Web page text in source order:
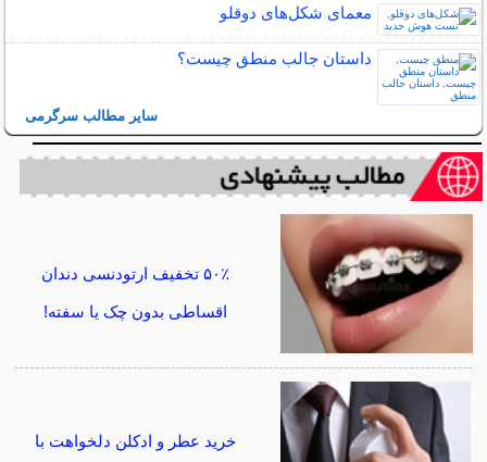
معمای شکل‌های دوقلو
داستان جالب منطق چیست؟
سایر مطالب سرگرمی
۵۰٪ تخفیف ارتودنسی دندان
اقساطی بدون چک یا سفته!
خرید عطر و ادکلن دلخواهت با